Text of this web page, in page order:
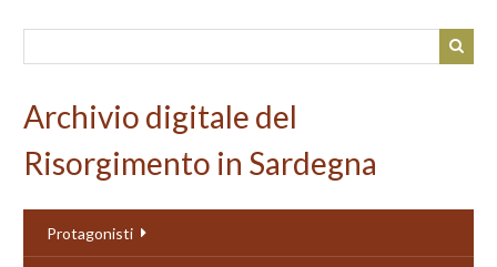
Archivio digitale del
Risorgimento in Sardegna
Protagonisti